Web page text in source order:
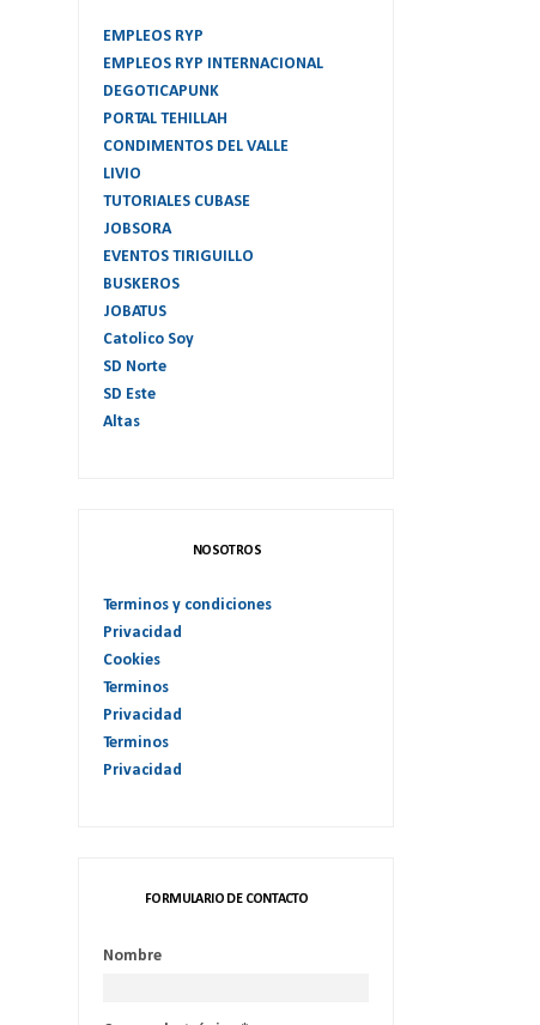
EMPLEOS RYP
EMPLEOS RYP INTERNACIONAL
DEGOTICAPUNK
PORTAL TEHILLAH
CONDIMENTOS DEL VALLE
LIVIO
TUTORIALES CUBASE
JOBSORA
EVENTOS TIRIGUILLO
BUSKEROS
JOBATUS
Catolico Soy
SD Norte
SD Este
Altas
NOSOTROS
Terminos y condiciones
Privacidad
Cookies
Terminos
Privacidad
Terminos
Privacidad
FORMULARIO DE CONTACTO
Nombre